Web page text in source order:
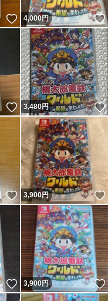
いいね！
4,000円
いいね！
3,480円
いいね！
3,900円
いいね！
3,900円